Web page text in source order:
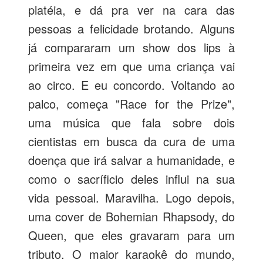
platéia, e dá pra ver na cara das
pessoas a felicidade brotando. Alguns
já compararam um show dos lips à
primeira vez em que uma criança vai
ao circo. E eu concordo. Voltando ao
palco, começa "Race for the Prize",
uma música que fala sobre dois
cientistas em busca da cura de uma
doença que irá salvar a humanidade, e
como o sacríficio deles influi na sua
vida pessoal. Maravilha. Logo depois,
uma cover de Bohemian Rhapsody, do
Queen, que eles gravaram para um
tributo. O maior karaokê do mundo,